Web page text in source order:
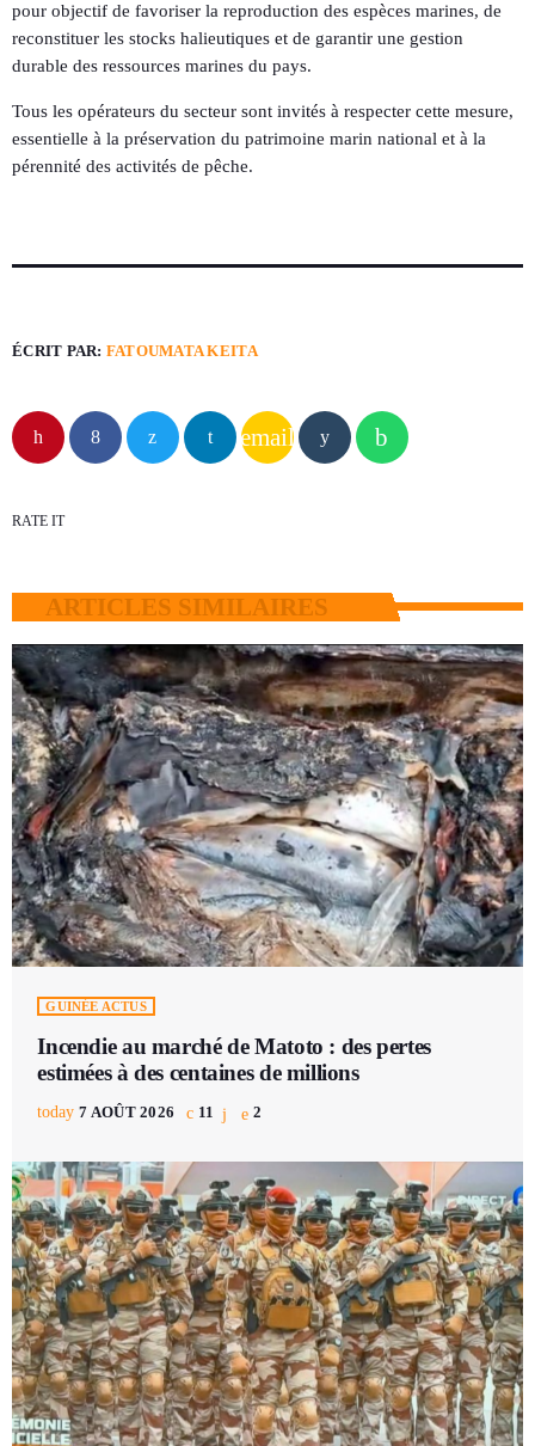
pour objectif de favoriser la reproduction des espèces marines, de
reconstituer les stocks halieutiques et de garantir une gestion
durable des ressources marines du pays.
Tous les opérateurs du secteur sont invités à respecter cette mesure,
essentielle à la préservation du patrimoine marin national et à la
pérennité des activités de pêche.
ÉCRIT PAR: FATOUMATA KEITA
email
RATE IT
ARTICLES SIMILAIRES
GUINÉE ACTUS
Incendie au marché de Matoto : des pertes
estimées à des centaines de millions
today 7 AOÛT 2026 11 2